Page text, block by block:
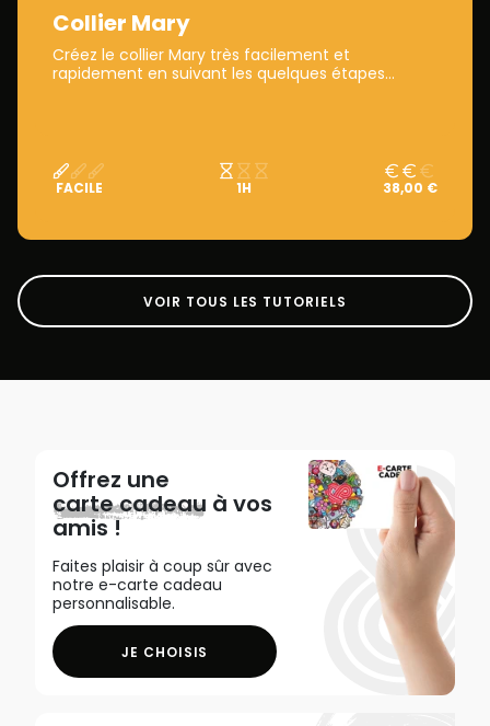
Collier Mary
Créez le collier Mary très facilement et
rapidement en suivant les quelques étapes...
FACILE 1H 38,00 €
VOIR TOUS LES TUTORIELS
Offrez une
carte cadeau à vos
amis !
Faites plaisir à coup sûr avec
notre e-carte cadeau
personnalisable.
JE CHOISIS